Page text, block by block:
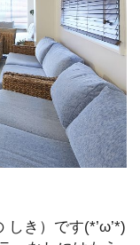
しき）です(*’ω’*)